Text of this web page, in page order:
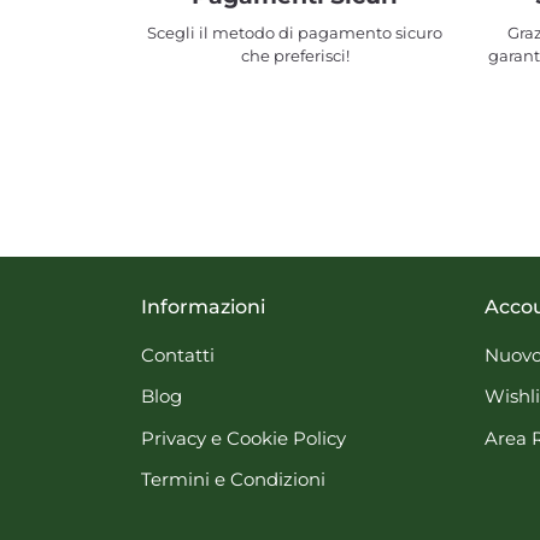
Scegli il metodo di pagamento sicuro
che preferisci!
Informazioni
Contatti
Blog
Privacy e Cookie Policy
Termini e Condizioni
Area